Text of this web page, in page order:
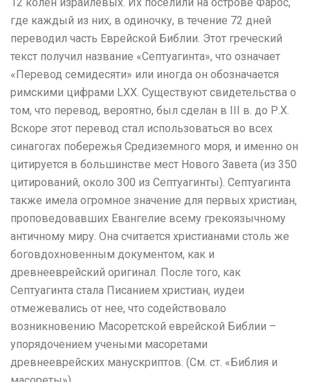
где каждый из них, в одиночку, в течение 72 дней
переводил часть Еврейской Библии. Этот греческий
текст получил название «Септуагинта», что означает
«Перевод семидесяти» или иногда он обозначается
римскими цифрами LXX. Существуют свидетельства о
том, что перевод, вероятно, был сделан в ІІІ в. до Р.Х.
Вскоре этот перевод стал использоваться во всех
синагогах побережья Средиземного моря, и именно он
цитируется в большинстве мест Нового Завета (из 350
цитирований, около 300 из Септуагинты). Септуагинта
также имела огромное значение для первых христиан,
проповедовавших Евангелие всему грекоязычному
античному миру. Она считается христианами столь же
боговдохновенным документом, как и
древнееврейский оригинал. После того, как
Септуагинта стала Писанием христиан, иудеи
отмежевались от нее, что содействовало
возникновению Масоретской еврейской Библии –
упорядочением учеными масоретами
древнееврейских манускриптов. (См. ст. «Библия и